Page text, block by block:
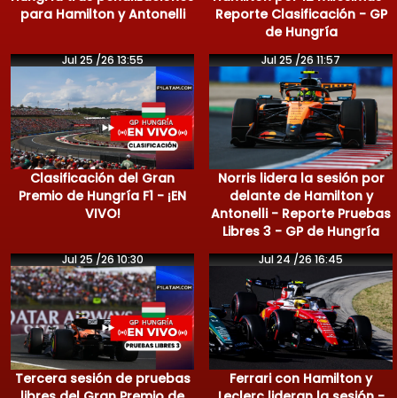
para Hamilton y Antonelli
Reporte Clasificación - GP
de Hungría
Jul 25 /26 13:55
Clasificación del Gran
Premio de Hungría F1 - ¡EN
VIVO!
Jul 25 /26 11:57
Norris lidera la sesión por
delante de Hamilton y
Antonelli - Reporte Pruebas
Libres 3 - GP de Hungría
Jul 25 /26 10:30
Tercera sesión de pruebas
Jul 24 /26 16:45
Ferrari con Hamilton y